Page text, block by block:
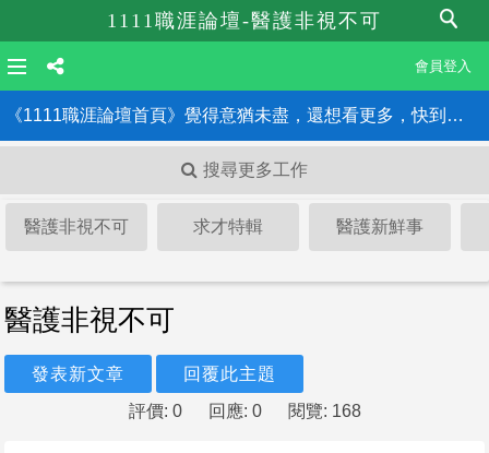
1111職涯論壇-醫護非視不可
會員登入
《1111職涯論壇首頁》覺得意猶未盡，還想看更多，快到職涯論壇首頁！！
搜尋更多工作
醫護非視不可 求才特輯 醫護新鮮事
醫護非視不可
發表新文章
回覆此主題
評價: 0
回應: 0 閱覽: 168